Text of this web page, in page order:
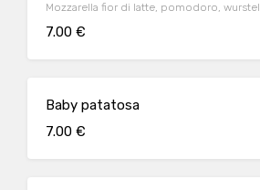
Mozzarella fior di latte, pomodoro, wurstel
7.00 €
Baby patatosa
7.00 €